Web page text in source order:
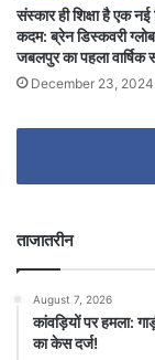
संस्कार ही शिक्षा है एक नई
कदम: ब्रेन डिस्कवरी
जबलपुर का पहला वार्षिक
December 23, 2024
ताजातरीन
August 7, 2026
कांवड़ियों पर हमला:
का केस दर्ज!